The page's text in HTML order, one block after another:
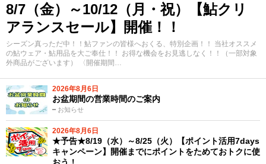
8/7（金）～10/12（月・祝）【鮎クリ
アランスセール】開催！！
シーズン真っただ中！！鮎ファンの皆様へおくる、特別企画！！ 当社オススメ
の鮎ウェア・鮎用品を大ご奉仕！！ お得な機会をお見逃しなく！！（一部対象
外商品がございます） 〈開催期間…
2026年8月6日
お知らせ
お盆期間の営業時間のご案内
2026年8月6日
★予告★8/19（水）～8/25（火）【ポイント活用7days
キャンペーン】開催までにポイントをためておトクに使